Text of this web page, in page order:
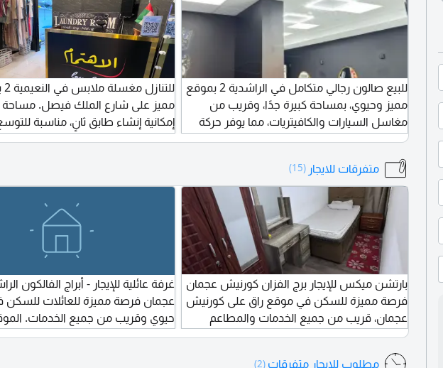
للبيع صالون رجالي متكامل في الراشدية 2 بموقع
مميز وحيوي، بمساحة كبيرة جدًا، وقريب من
مغاسل السيارات والكافيتريات، مما يوفر حركة
عمل ممتازة. الصالون مجهز بالكامل ويقدم جميع
الخدمات، وهو جاهز للتشغيل الفوري. قيمة
التنازل 80,000 درهم شاملة تجديد الرخصة لمدة
سنة وعقد الإيجار لمدة سنة. الإيجار السنوي
47,000 درهم.
مميز على شارع الملك فيصل. مساحة
إمكانية إنشاء طابق ثانٍ، مناسبة
الطاقة التشغيلية. فرصة استثمارية
متفرقات للايجار (15)
بارتشن ميكس للإيجار برج الفزان كورنيش عجمان
فرصة مميزة للسكن في موقع راق على كورنيش
عجمان، قريب من جميع الخدمات والمطاعم
والمواصلات. الموقع برج الفزان - كورنيش
عجمان بارتشن ميكس بشباك تسريحة سكن
عجمان فرصة مميزة للعائلات
حيوي وقريب من جميع الخدمات.
الفالكون - الراشدية 2، عجمان
مطلوب للايجار متفرقات (2)